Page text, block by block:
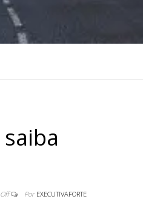
saiba
Off Por EXECUTIVAFORTE